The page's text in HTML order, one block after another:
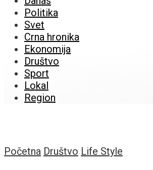
Politika
Svet
Crna hronika
Ekonomija
Društvo
Sport
Lokal
Region
Početna Društvo Life Style